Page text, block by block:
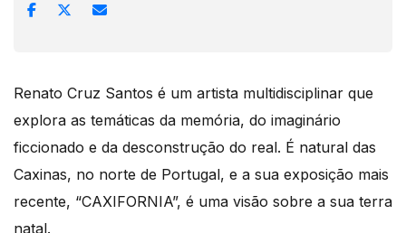
Renato Cruz Santos é um artista multidisciplinar que
explora as temáticas da memória, do imaginário
ficcionado e da desconstrução do real. É natural das
Caxinas, no norte de Portugal, e a sua exposição mais
recente, “CAXIFORNIA”, é uma visão sobre a sua terra
natal.